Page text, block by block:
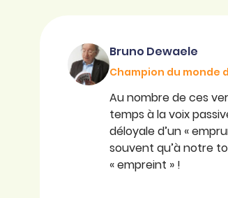
Bruno Dewaele
Champion du monde
Au nombre de ces
temps à la voix
déloyale d’un «
souvent qu’à notre
« empreint » !